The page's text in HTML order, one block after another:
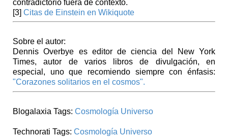
contradictorio fuera de contexto.
[3] Citas de Einstein en Wikiquote
Sobre el autor:
Dennis Overbye es editor de ciencia del New York
Times, autor de varios libros de divulgación, en
especial, uno que recomiendo siempre con énfasis:
"Corazones solitarios en el cosmos".
Blogalaxia Tags: Cosmología Universo
Technorati Tags: Cosmología Universo